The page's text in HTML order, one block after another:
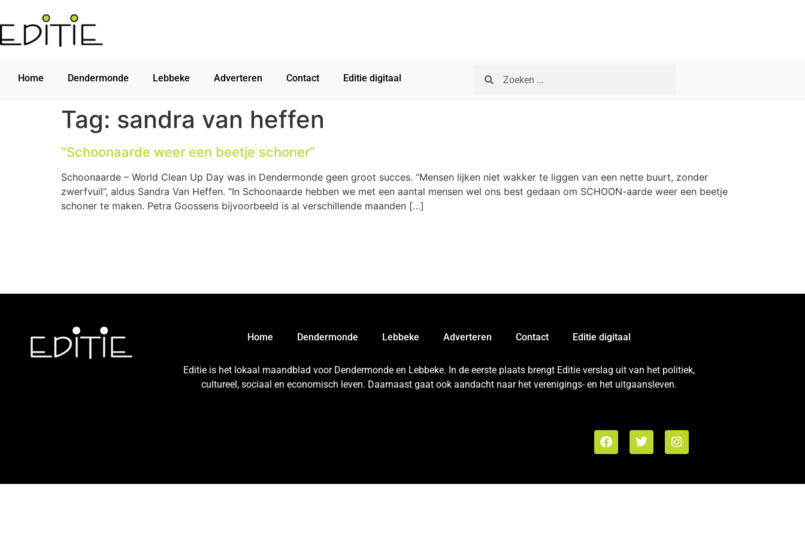
Home Dendermonde Lebbeke Adverteren Contact Editie digitaal
Tag: sandra van heffen
“Schoonaarde weer een beetje schoner”
Schoonaarde – World Clean Up Day was in Dendermonde geen groot succes. “Mensen lijken niet wakker te liggen van een nette buurt, zonder
zwerfvuil”, aldus Sandra Van Heffen. “In Schoonaarde hebben we met een aantal mensen wel ons best gedaan om SCHOON-aarde weer een beetje
schoner te maken. Petra Goossens bijvoorbeeld is al verschillende maanden […]
Home Dendermonde Lebbeke Adverteren Contact Editie digitaal
Editie is het lokaal maandblad voor Dendermonde en Lebbeke. In de eerste plaats brengt Editie verslag uit van het politiek,
cultureel, sociaal en economisch leven. Daarnaast gaat ook aandacht naar het verenigings- en het uitgaansleven.